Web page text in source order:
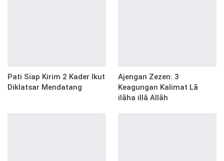
Pati Siap Kirim 2 Kader Ikut
Diklatsar Mendatang
Ajengan Zezen: 3
Keagungan Kalimat Lā
ilāha illā Allāh